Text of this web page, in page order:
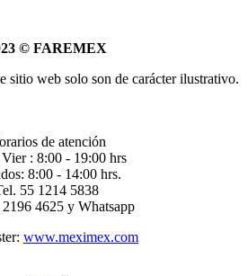
© FAREMEX
sitio web solo son de carácter ilustrativo.
de atención
: 8:00 - 19:00 hrs
8:00 - 14:00 hrs.
55 1214 5838
4625 y Whatsapp
www.meximex.com